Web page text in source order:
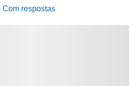
Com respostas